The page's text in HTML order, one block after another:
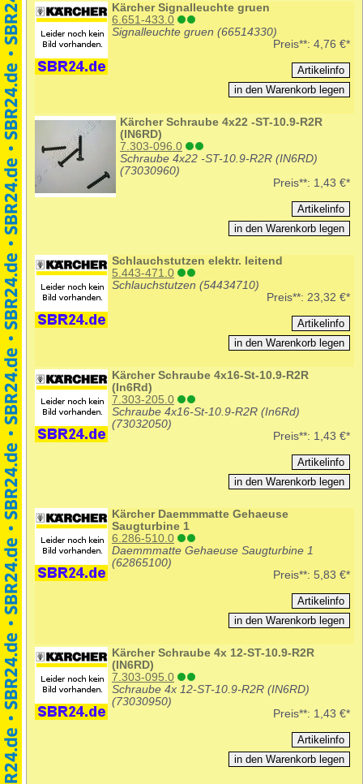
Kärcher Signalleuchte gruen
6.651-433.0
Signalleuchte gruen (66514330)
Preis**: 4,76 €*
Kärcher Schraube 4x22 -ST-10.9-R2R
(IN6RD)
7.303-096.0
Schraube 4x22 -ST-10.9-R2R (IN6RD)
(73030960)
Preis**: 1,43 €*
Schlauchstutzen elektr. leitend
5.443-471.0
Schlauchstutzen (54434710)
Preis**: 23,32 €*
Kärcher Schraube 4x16-St-10.9-R2R
(In6Rd)
7.303-205.0
Schraube 4x16-St-10.9-R2R (In6Rd)
(73032050)
Preis**: 1,43 €*
Kärcher Daemmmatte Gehaeuse
Saugturbine 1
6.286-510.0
Daemmmatte Gehaeuse Saugturbine 1
(62865100)
Preis**: 5,83 €*
Kärcher Schraube 4x 12-ST-10.9-R2R
(IN6RD)
7.303-095.0
Schraube 4x 12-ST-10.9-R2R (IN6RD)
(73030950)
Preis**: 1,43 €*